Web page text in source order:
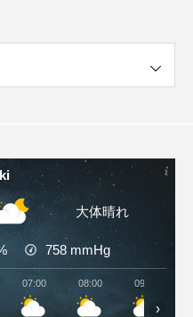
大体晴れ
758 mmHg
07:00 08:00 09:00
›